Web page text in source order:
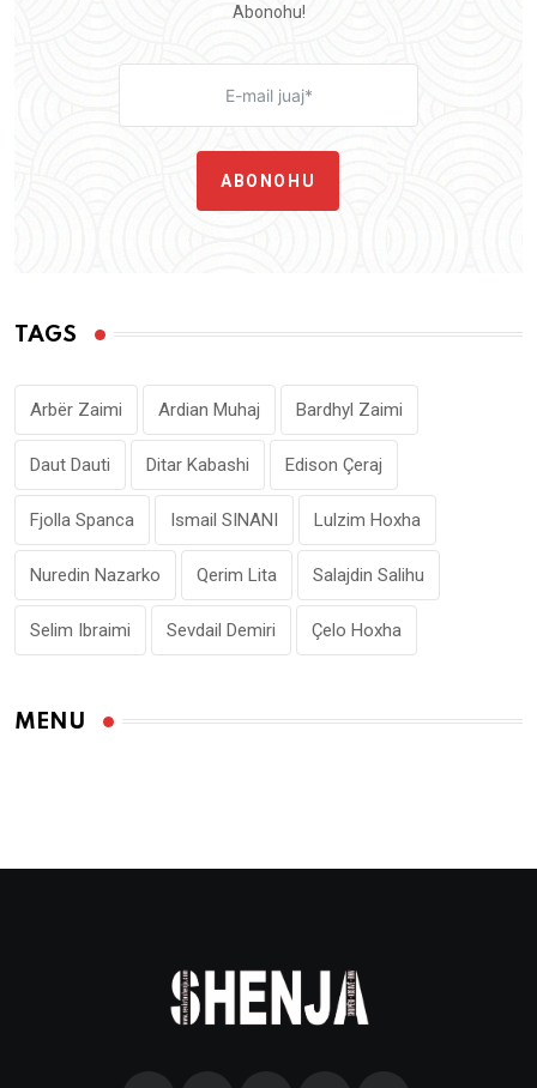
Abonohu!
ABONOHU
TAGS
Arbër Zaimi Ardian Muhaj Bardhyl Zaimi
Daut Dauti Ditar Kabashi Edison Çeraj
Fjolla Spanca Ismail SINANI Lulzim Hoxha
Nuredin Nazarko Qerim Lita Salajdin Salihu
Selim Ibraimi Sevdail Demiri Çelo Hoxha
MENU